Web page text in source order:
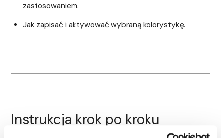
zastosowaniem.
Jak zapisać i aktywować wybraną kolorystykę.
Instrukcja krok po kroku